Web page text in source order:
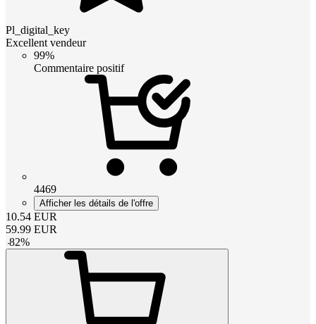
Pl_digital_key
Excellent vendeur
99%
Commentaire positif
4469
Afficher les détails de l'offre
10.54 EUR
59.99 EUR
-82%